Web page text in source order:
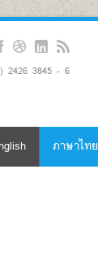
2426 3845 - 6
ภาษาไทย